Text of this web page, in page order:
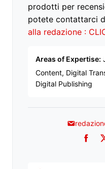
prodotti per
potete contattarci
alla redazione :
Areas of Expertise:
Content, Digital
Digital Publishing